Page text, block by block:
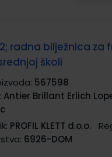
2; radna bilježnica za
školi
567598
Antier Brillant Erlich
PROFIL KLETT d.o.o.
6926-DOM